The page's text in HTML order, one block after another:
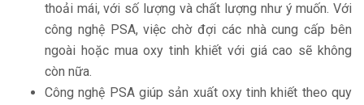
thoải mái, với số lượng và chất lượng như ý muốn. Với
công nghệ PSA, việc chờ đợi các nhà cung cấp bên
ngoài hoặc mua oxy tinh khiết với giá cao sẽ không
còn nữa.
Công nghệ PSA giúp sản xuất oxy tinh khiết theo quy